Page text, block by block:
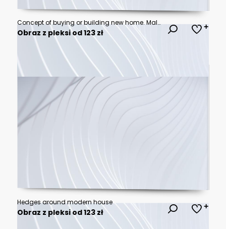
Concept of buying or building new home. Male hand showing, offering a new dream house at the empty field with copy space
Obraz z pleksi od 123 zł
Hedges around modern house
Obraz z pleksi od 123 zł